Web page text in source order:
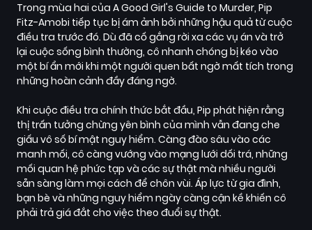
Trong mùa hai của A Good Girl's Guide to Murder, Pip
Fitz-Amobi tiếp tục bị ám ảnh bởi những hậu quả từ cuộc
điều tra trước đó. Dù đã cố gắng rời xa các vụ án và trở
lại cuộc sống bình thường, cô nhanh chóng bị kéo vào
một bí ẩn mới khi một người quen bất ngờ mất tích trong
những hoàn cảnh đầy đáng ngờ.
Khi cuộc điều tra chính thức bắt đầu, Pip phát hiện rằng
thị trấn tưởng chừng yên bình của mình vẫn đang che
giấu vô số bí mật nguy hiểm. Càng đào sâu vào các
manh mối, cô càng vướng vào mạng lưới dối trá, những
mối quan hệ phức tạp và các sự thật mà nhiều người
sẵn sàng làm mọi cách để chôn vùi. Áp lực từ gia đình,
bạn bè và những nguy hiểm ngày càng cận kề khiến cô
phải trả giá đắt cho việc theo đuổi sự thật.